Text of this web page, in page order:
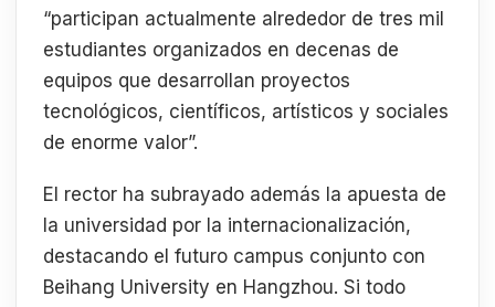
“participan actualmente alrededor de tres mil
estudiantes organizados en decenas de
equipos que desarrollan proyectos
tecnológicos, científicos, artísticos y sociales
de enorme valor”.
El rector ha subrayado además la apuesta de
la universidad por la internacionalización,
destacando el futuro campus conjunto con
Beihang University en Hangzhou. Si todo